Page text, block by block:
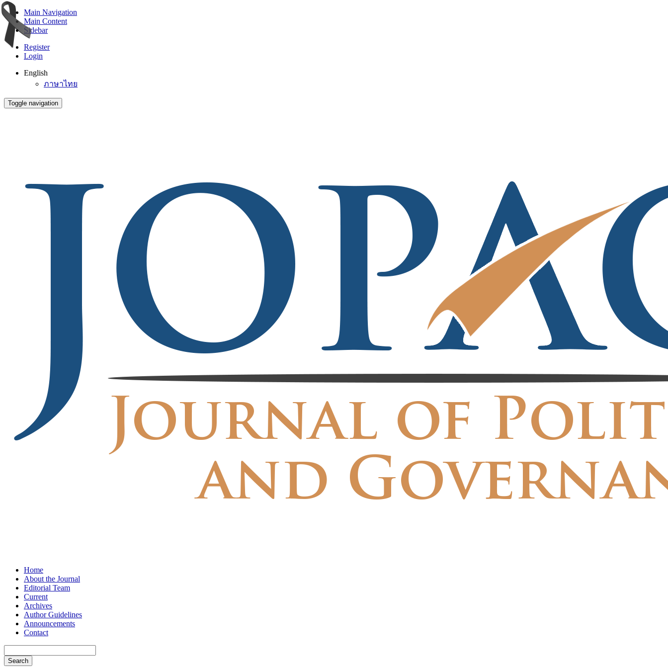
Main Navigation
Main Content
Sidebar
Register
Login
English
ภาษาไทย
Toggle navigation
Home
About the Journal
Editorial Team
Current
Archives
Author Guidelines
Announcements
Contact
Search